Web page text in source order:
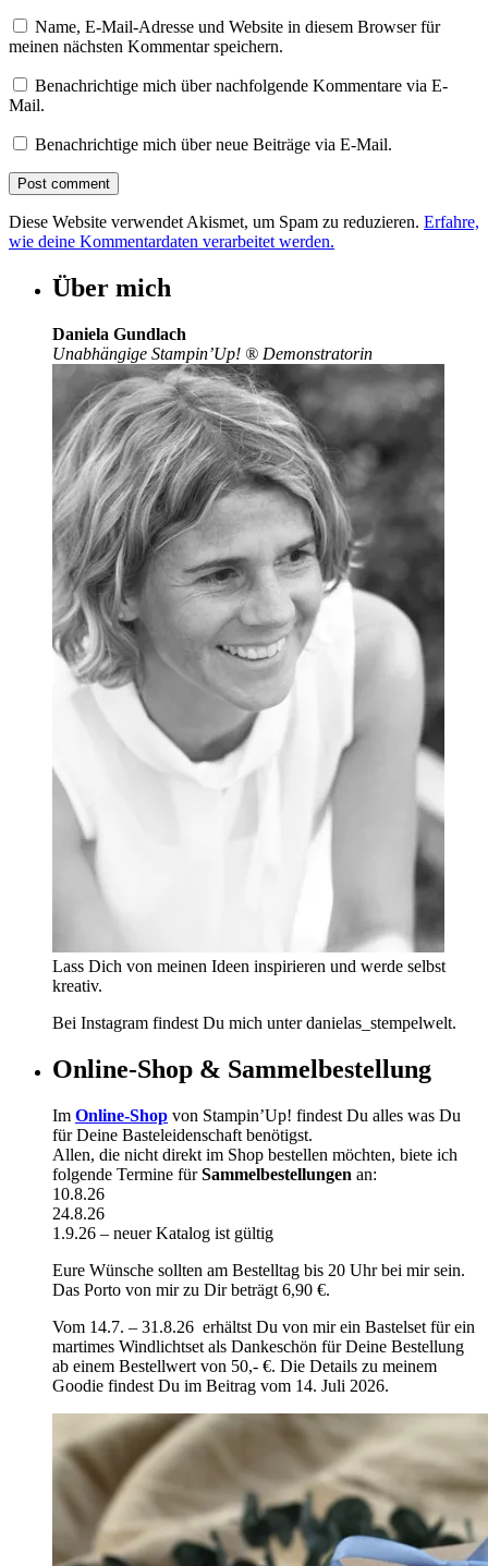
Name, E-Mail-Adresse und Website in diesem Browser für
meinen nächsten Kommentar speichern.
Benachrichtige mich über nachfolgende Kommentare via E-
Mail.
Benachrichtige mich über neue Beiträge via E-Mail.
Diese Website verwendet Akismet, um Spam zu reduzieren. Erfahre,
wie deine Kommentardaten verarbeitet werden.
Über mich
Daniela Gundlach
Unabhängige Stampin’Up! ® Demonstratorin
Lass Dich von meinen Ideen inspirieren und werde selbst
kreativ.
Bei Instagram findest Du mich unter danielas_stempelwelt.
Online-Shop & Sammelbestellung
Im Online-Shop von Stampin’Up! findest Du alles was Du
für Deine Basteleidenschaft benötigst.
Allen, die nicht direkt im Shop bestellen möchten, biete ich
folgende Termine fürSammelbestellungen an:
10.8.26
24.8.26
1.9.26 – neuer Katalog ist gültig
Eure Wünsche sollten am Bestelltag bis 20 Uhr bei mir sein.
Das Porto von mir zu Dir beträgt 6,90 €.
Vom 14.7. – 31.8.26 erhältst Du von mir ein Bastelset für ein
martimes Windlichtset als Dankeschön für Deine Bestellung
ab einem Bestellwert von 50,- €. Die Details zu meinem
Goodie findest Du im Beitrag vom 14. Juli 2026.